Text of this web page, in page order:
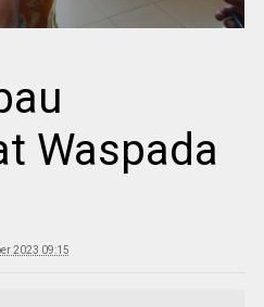
Waspada
2023 09:15